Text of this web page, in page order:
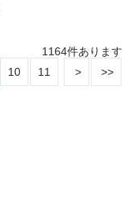
1164件あります
10 11